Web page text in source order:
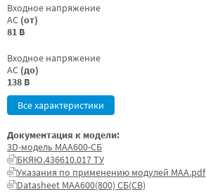
Входное напряжение
AC (от)
81 В
Входное напряжение
AC (до)
138 В
Все характеристики
Документация к модели:
3D-модель МАА600-СБ
БКЯЮ.436610.017 ТУ
Указания по применению модулей МАА.pdf
Datasheet МАА600(800) СБ(СВ)